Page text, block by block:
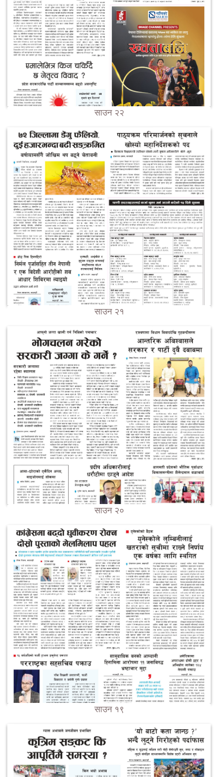
साउन २२
साउन २१
साउन २०
साउन १९